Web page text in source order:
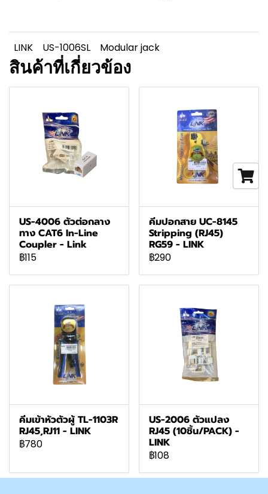
LINK US-1006SL Modular jack
สินค้าที่เกี่ยวข้อง
US-4006 ตัวต่อกลาง
ทาง CAT6 In-Line
Coupler - Link
฿115
คีมปอกสาย UC-8145
Stripping (RJ45)
RG59 - LINK
฿290
คีมเข้าหัวตัวผู้ TL-1103R
RJ45,RJ11 - LINK
฿780
US-2006 ตัวแปลง
RJ45 (10ชิ้น/PACK) -
LINK
฿108